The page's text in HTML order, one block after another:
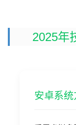
2025年
安卓系统